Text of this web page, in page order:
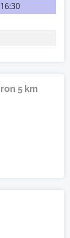
5 km